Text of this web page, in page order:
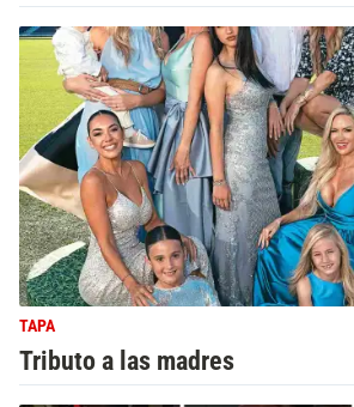
TAPA
Tributo a las madres